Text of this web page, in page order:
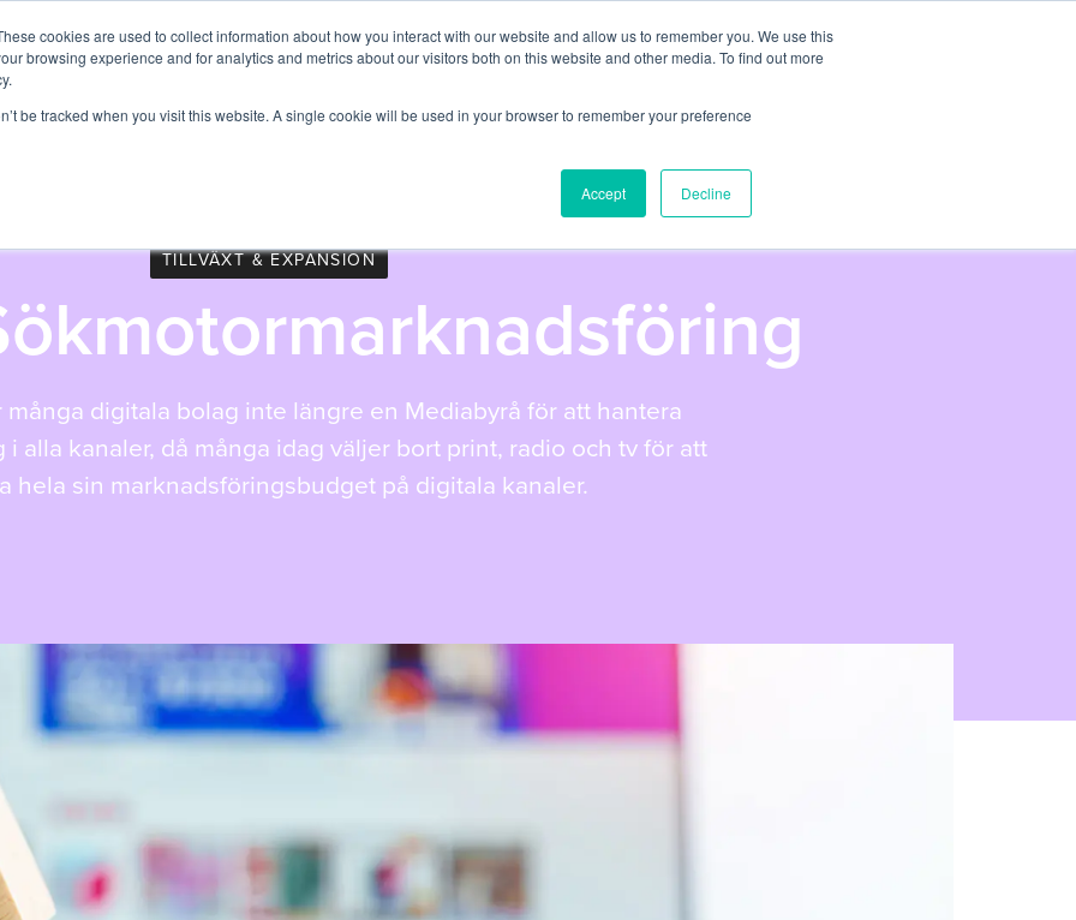
cookies are used to collect information about how you interact with our website and allow us to remember you. We use this
browsing experience and for analytics and metrics about our visitors both on this website and other media. To find out more
be tracked when you visit this website. A single cookie will be used in your browser to remember your preference
Accept Decline
Tjänster Expertområden Magento Kunder Partners Om oss Artiklar
TILLVÄXT & EXPANSION
digitala bolag inte längre en Mediabyrå för att hantera
alla kanaler, då många idag väljer bort print, radio och tv för att
hela sin marknadsföringsbudget på digitala kanaler.